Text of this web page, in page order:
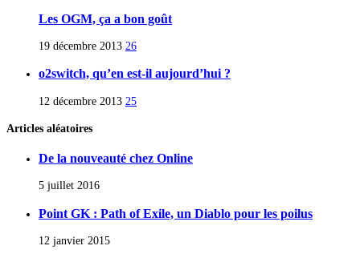
Les OGM, ça a bon goût
19 décembre 2013 26
o2switch, qu’en est-il aujourd’hui ?
12 décembre 2013 25
Articles aléatoires
De la nouveauté chez Online
5 juillet 2016
Point GK : Path of Exile, un Diablo pour les poilus
12 janvier 2015